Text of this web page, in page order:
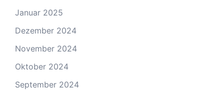
Januar 2025
Dezember 2024
November 2024
Oktober 2024
September 2024